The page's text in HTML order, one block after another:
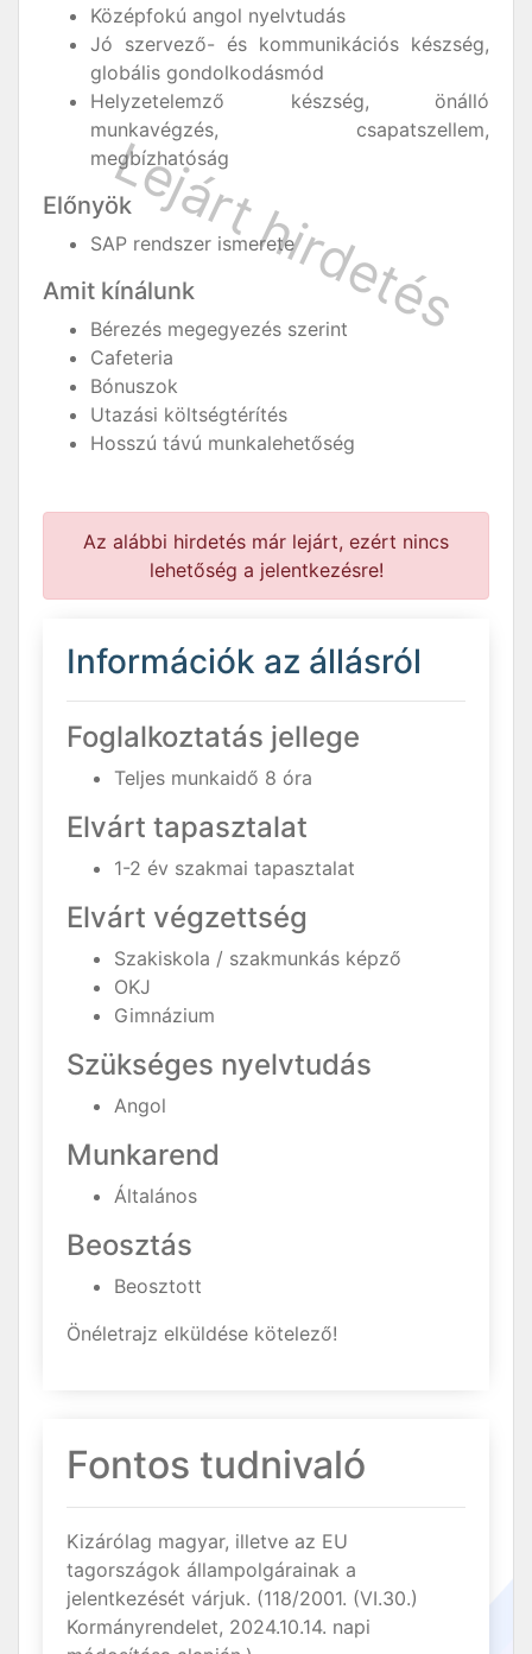
Középfokú angol nyelvtudás
Jó szervező- és kommunikációs készség,
globális gondolkodásmód
Helyzetelemző készség, önálló
munkavégzés, csapatszellem,
megbízhatóság
Előnyök
SAP rendszer ismerete
Amit kínálunk
Bérezés megegyezés szerint
Cafeteria
Bónuszok
Utazási költségtérítés
Hosszú távú munkalehetőség
Az alábbi hirdetés már lejárt, ezért nincs
lehetőség a jelentkezésre!
Információk az állásról
Foglalkoztatás jellege
Teljes munkaidő 8 óra
Elvárt tapasztalat
1-2 év szakmai tapasztalat
Elvárt végzettség
Szakiskola / szakmunkás képző
OKJ
Gimnázium
Szükséges nyelvtudás
Angol
Munkarend
Általános
Beosztás
Beosztott
Önéletrajz elküldése kötelező!
Fontos tudnivaló
Kizárólag magyar, illetve az EU
tagországok állampolgárainak a
jelentkezését várjuk. (118/2001. (VI.30.)
Kormányrendelet, 2024.10.14. napi